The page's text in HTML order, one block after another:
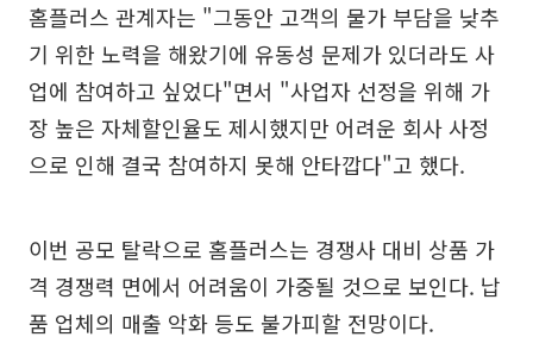
홈플러스 관계자는 "그동안 고객의 물가 부담을 낮추
기 위한 노력을 해왔기에 유동성 문제가 있더라도 사
업에 참여하고 싶었다"면서 "사업자 선정을 위해 가
장 높은 자체할인율도 제시했지만 어려운 회사 사정
으로 인해 결국 참여하지 못해 안타깝다"고 했다.
이번 공모 탈락으로 홈플러스는 경쟁사 대비 상품 가
격 경쟁력 면에서 어려움이 가중될 것으로 보인다. 납
품 업체의 매출 악화 등도 불가피할 전망이다.